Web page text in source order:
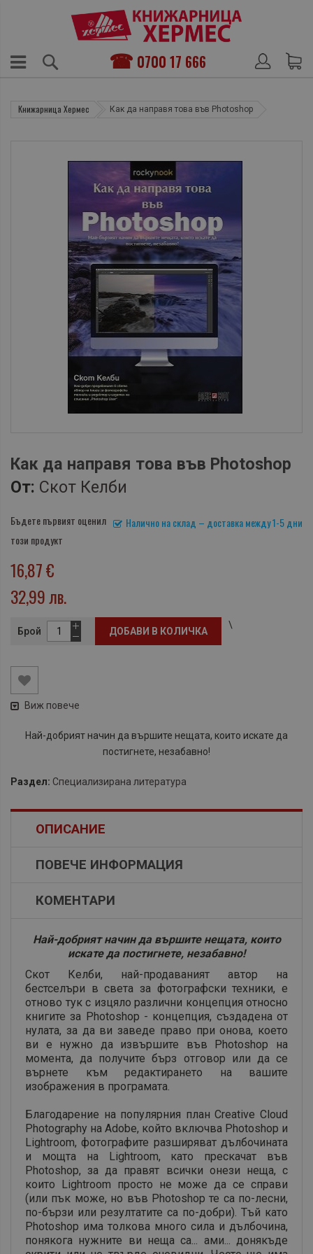
0700 17 666
Книжарница Хермес Как да направя това във Photoshop
Как да направя това във Photoshop
От: Скот Келби
Налично на склад – доставка между 1-5 дни
Бъдете първият оценил
този продукт
16,87 €
32,99 лв.
Брой ДОБАВИ В КОЛИЧКА
\
Виж повече
Най-добрият начин да вършите нещата, които искате да
постигнете, незабавно!
Раздел: Специализирана литература
ОПИСАНИЕ
ПОВЕЧЕ ИНФОРМАЦИЯ
КОМЕНТАРИ
Най-добрият начин да вършите нещата, които
искате да постигнете, незабавно!
Скот Келби, най-продаваният автор на
бестселъри в света за фотографски техники, е
отново тук с изцяло различни концепция относно
книгите за Photoshop - концепция, създадена от
нулата, за да ви заведе право при онова, което
ви е нужно да извършите във Photoshop на
момента, да получите бърз отговор или да се
върнете към редактирането на вашите
изображения в програмата.
Благодарение на популярния план Creative Cloud
Photography на Adobe, който включва Photoshop и
Lightroom, фотографите разширяват дълбочината
и мощта на Lightroom, като прескачат във
Photoshop, за да правят всички онези неща, с
които Lightroom просто не може да се справи
(или пък може, но във Photoshop те са по-лесни,
по-бързи или резултатите са по-добри). Тъй като
Photoshop има толкова много сила и дълбочина,
понякога нужните ви неща са... ами... донякъде